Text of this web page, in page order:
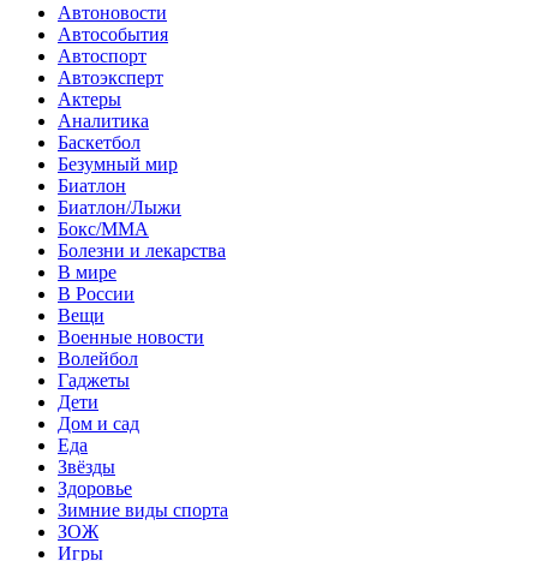
Автоновости
Автособытия
Автоспорт
Автоэксперт
Актеры
Аналитика
Баскетбол
Безумный мир
Биатлон
Биатлон/Лыжи
Бокс/MMA
Болезни и лекарства
В мире
В России
Вещи
Военные новости
Волейбол
Гаджеты
Дети
Дом и сад
Еда
Звёзды
Здоровье
Зимние виды спорта
ЗОЖ
Игры